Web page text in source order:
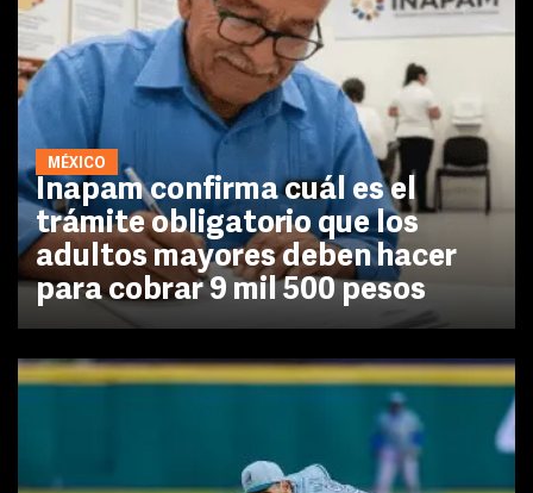
MÉXICO
Inapam confirma cuál es el
trámite obligatorio que los
adultos mayores deben hacer
para cobrar 9 mil 500 pesos